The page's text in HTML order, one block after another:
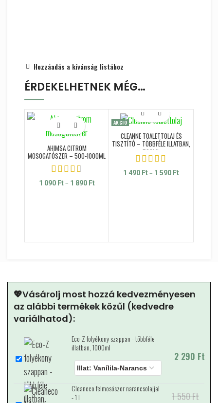
Hozzáadás a kívánság listához
ÉRDEKELHETNEK MÉG…
AHIMSA CITROM
MOSOGATÓSZER – 500-1000ML
1 090 Ft – 1 890 FtÁrtartomány: 1 090 Ft - 1 890 Ft
AKCIÓ
CLEANNE TOALETTOLAJ ÉS
TISZTÍTÓ – TÖBBFÉLE ILLATBAN,
500ML
1 490 Ft– 1 590 Ft
💖Vásárolj most hozzá kedvezményesen
az alábbi termékek közűl (kedvedre
variálhatod):
Eco-Z folyékony szappan - többféle
illatban, 1000ml
2 290 Ft
Cleaneco felmosószer narancsolajjal
- 1 l
1 550Ft
Original price
Current price is: